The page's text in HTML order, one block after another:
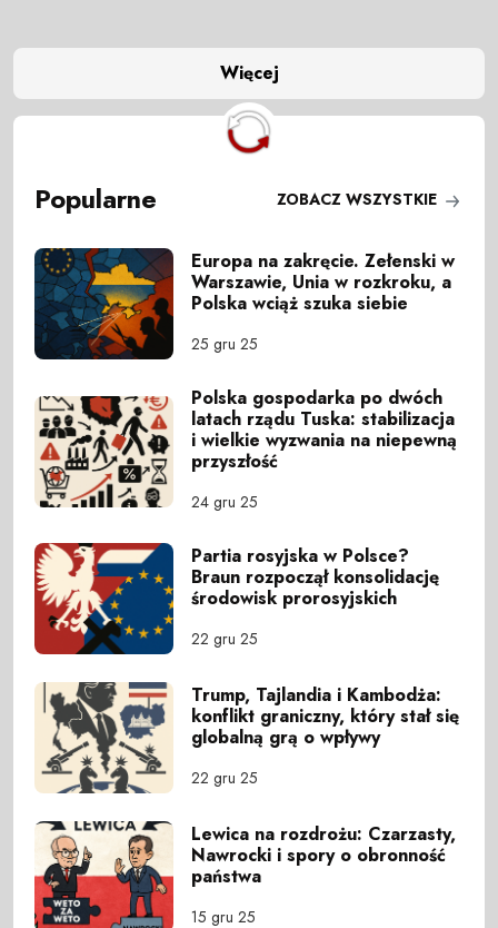
Więcej
Popularne ZOBACZ WSZYSTKIE
Europa na zakręcie. Zełenski w
Warszawie, Unia w rozkroku, a
Polska wciąż szuka siebie
25 gru 25
Polska gospodarka po dwóch
latach rządu Tuska: stabilizacja
i wielkie wyzwania na niepewną
przyszłość
24 gru 25
Partia rosyjska w Polsce?
Braun rozpoczął konsolidację
środowisk prorosyjskich
22 gru 25
Trump, Tajlandia i Kambodża:
konflikt graniczny, który stał się
globalną grą o wpływy
22 gru 25
Lewica na rozdrożu: Czarzasty,
Nawrocki i spory o obronność
państwa
15 gru 25